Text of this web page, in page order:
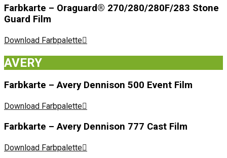
Farbkarte – Oraguard® 270/280/280F/283 Stone
Guard Film
Download Farbpalette
AVERY
Farbkarte – Avery Dennison 500 Event Film
Download Farbpalette
Farbkarte – Avery Dennison 777 Cast Film
Download Farbpalette